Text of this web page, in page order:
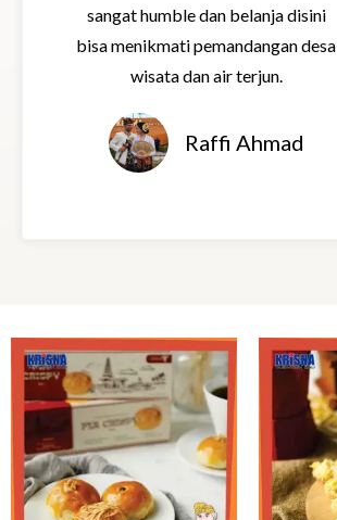
d
5
o
sangat humble dan belanja disini
bisa menikmati pemandangan desa
wisata dan air terjun.
Raffi Ahmad